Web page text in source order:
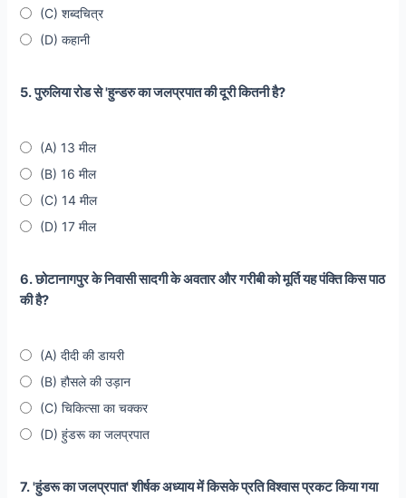
(C) शब्दचित्र
(D) कहानी
5. पुरुलिया रोड से 'हुन्डरु का जलप्रपात की दूरी कितनी है?
(A) 13 मील
(B) 16 मील
(C) 14 मील
(D) 17 मील
6. छोटानागपुर के निवासी सादगी के अवतार और गरीबी को मूर्ति यह पंक्ति किस पाठ
की है?
(A) दीदी की डायरी
(B) हौसले की उड़ान
(C) चिकित्सा का चक्कर
(D) हुंडरू का जलप्रपात
7. 'हुंडरू का जलप्रपात' शीर्षक अध्याय में किसके प्रति विश्वास प्रकट किया गया